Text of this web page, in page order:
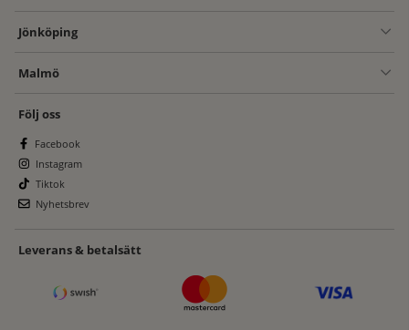
Jönköping
Malmö
Följ oss
Facebook
Instagram
Tiktok
Nyhetsbrev
Leverans & betalsätt